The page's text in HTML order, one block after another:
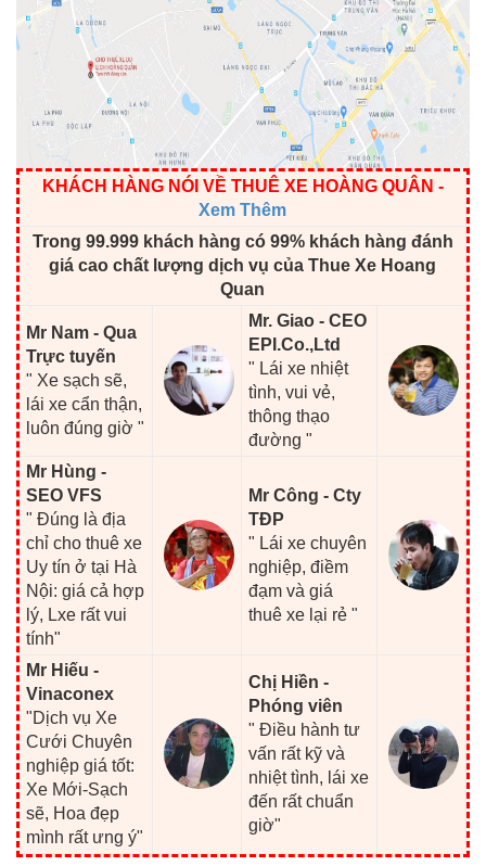
KHÁCH HÀNG NÓI VỀ THUÊ XE HOÀNG QUÂN -
Xem Thêm
Trong 99.999 khách hàng có 99% khách hàng đánh
giá cao chất lượng dịch vụ của Thue Xe Hoang
Quan
Mr Nam - Qua
Trực tuyến
" Xe sạch sẽ,
lái xe cẩn thận,
luôn đúng giờ "
Mr. Giao - CEO
EPI.Co.,Ltd
" Lái xe nhiệt
tình, vui vẻ,
thông thạo
đường "
Mr Hùng -
SEO VFS
" Đúng là địa
chỉ cho thuê xe
Uy tín ở tại Hà
Nội: giá cả hợp
lý, Lxe rất vui
tính"
Mr Công - Cty
TĐP
" Lái xe chuyên
nghiệp, điềm
đạm và giá
thuê xe lại rẻ "
Mr Hiếu -
Vinaconex
"Dịch vụ Xe
Cưới Chuyên
nghiệp giá tốt:
Xe Mới-Sạch
sẽ, Hoa đẹp
mình rất ưng ý"
Chị Hiền -
Phóng viên
" Điều hành tư
vấn rất kỹ và
nhiệt tình, lái xe
đến rất chuẩn
giờ"